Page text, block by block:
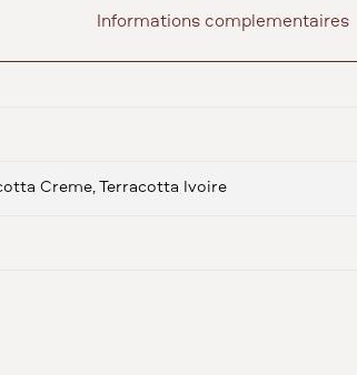
Informations complémentaires
Crème, Terracotta Ivoire